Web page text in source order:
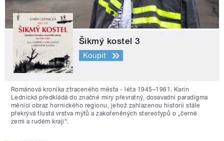
Šikmý kostel 3
Koupit
Románová kronika ztraceného města - léta 1945–1961. Karin
Lednická předkládá do značné míry převratný, dosavadní paradigma
měnící obraz hornického regionu, jehož zahlazenou historii stále
překrývá tlustá vrstva mýtů a zakořeněných stereotypů o „černé
zemi a rudém kraji“.